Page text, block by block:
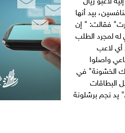
بيد أنها
فقالت: " إن
لمجرد الطلب
أي لاعب
واصلوا
الخشونة" في
البطاقات
يد نجم برشلونة